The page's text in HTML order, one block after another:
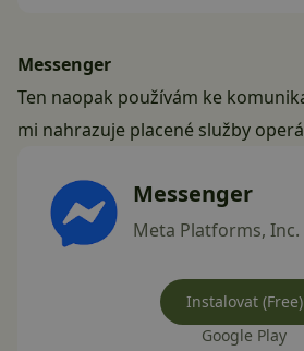
Messenger
Ten naopak používám ke
mi nahrazuje placené služby
Messenger
Meta Platforms, Inc.
Instalovat (Free)
Google Play